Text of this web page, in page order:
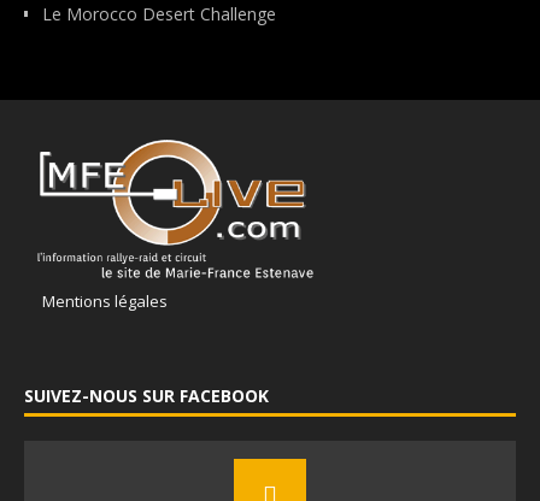
Le Morocco Desert Challenge
Mentions légales
SUIVEZ-NOUS SUR FACEBOOK